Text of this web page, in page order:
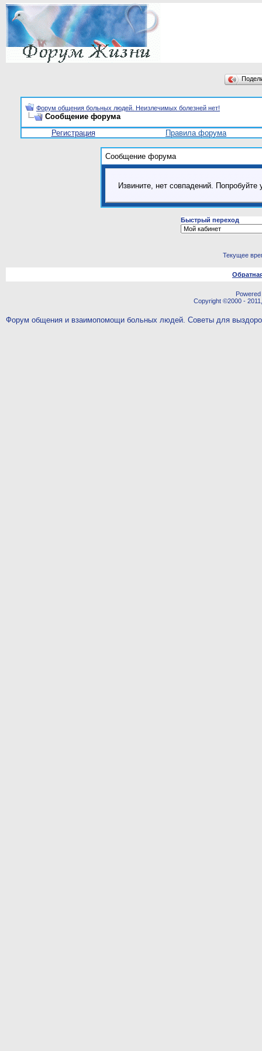
Форум общения больных людей. Неизлечимых болезней нет!
Сообщение форума
Регистрация
Правила форума
Сообщение форума
Извините, нет совпадений.
Быстрый переход
Текущее
Copyright ©2000 -
Форум общения и взаимопомощи больных людей. Советы для